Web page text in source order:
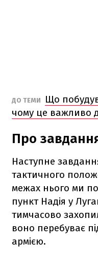
ДО ТЕМИ
Що
чому це важливо
Про
Наступне
тактичного
межах нього ми
пункт Надія у
тимчасово
воно перебуває
армією.